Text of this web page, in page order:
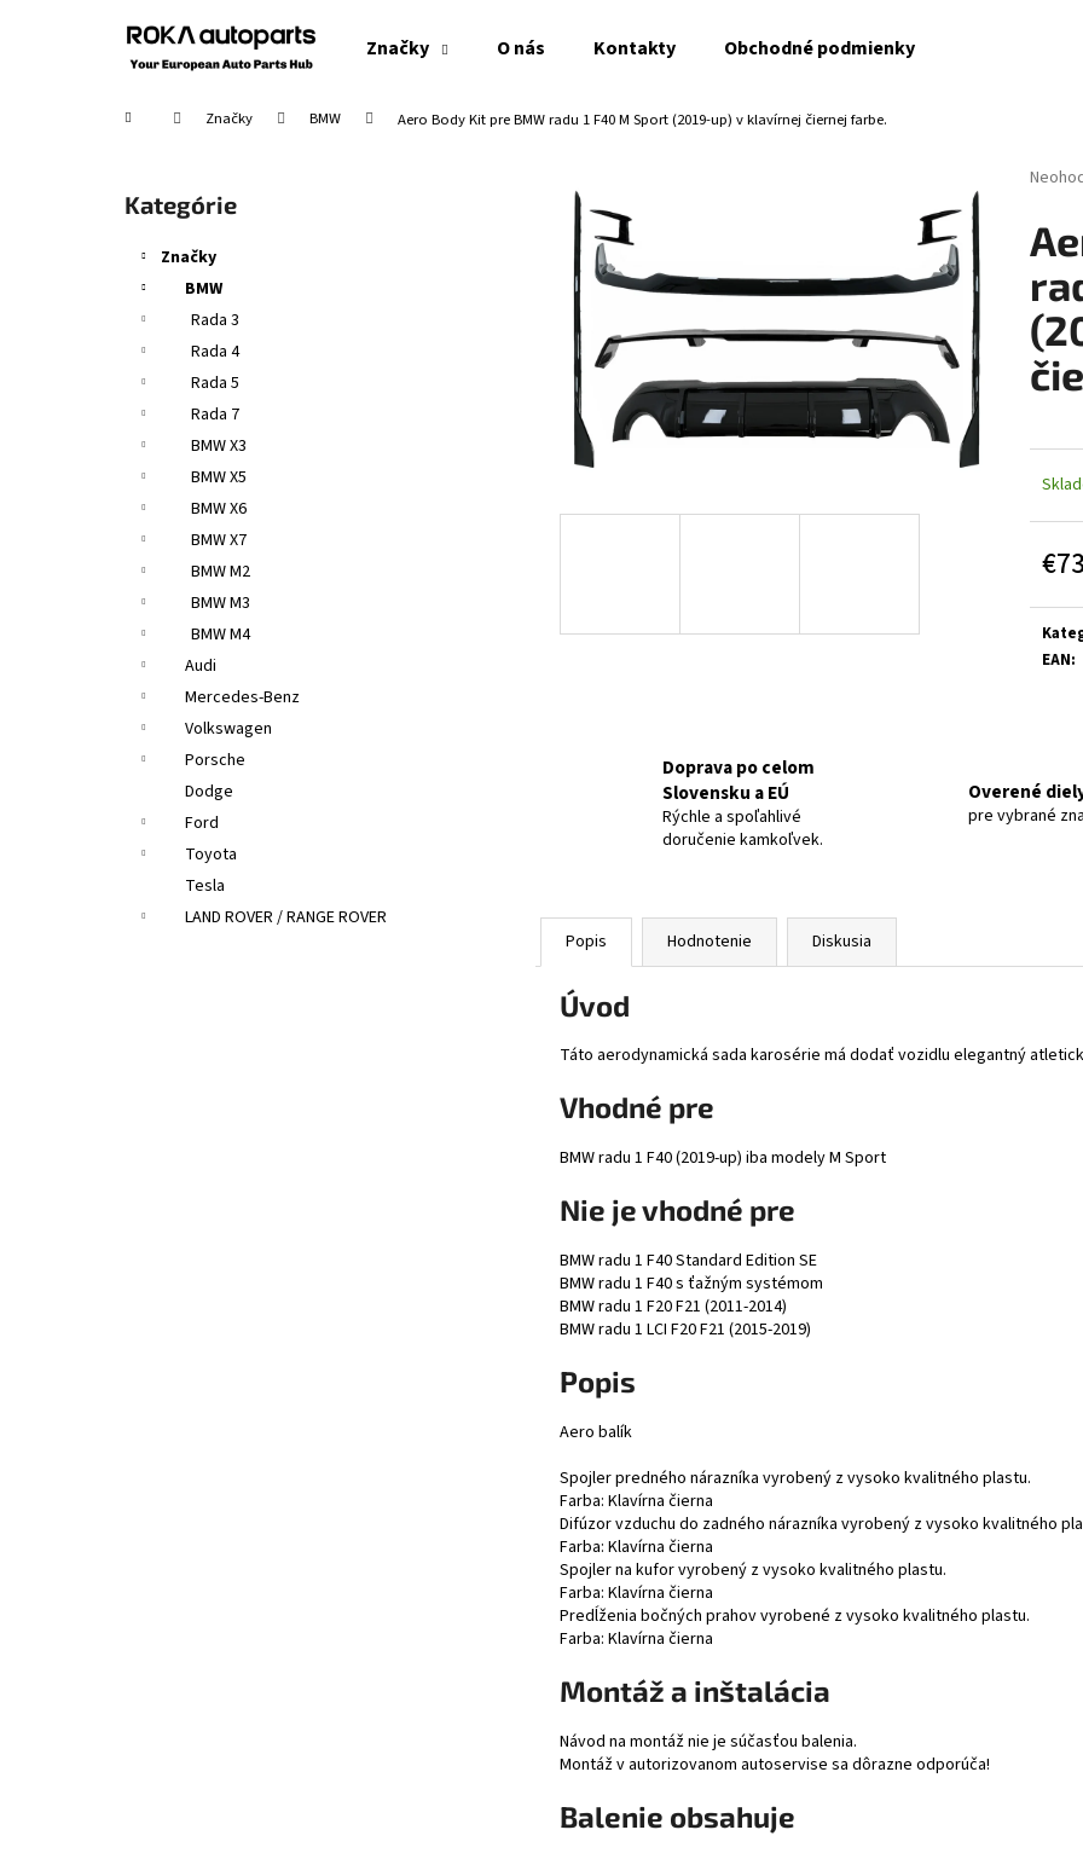
Značky O nás Kontakty Obchodné podmienky
Domov Značky BMW Aero Body Kit pre BMW radu 1 F40 M Sport (2019-up) v klavírnej čiernej farbe.
Preskočiť
kategórie
Kategórie
Značky
BMW
Rada 3
Rada 4
Rada 5
Rada 7
BMW X3
BMW X5
BMW X6
BMW X7
BMW M2
BMW M3
BMW M4
Audi
Mercedes-Benz
Volkswagen
Porsche
Dodge
Ford
Toyota
Tesla
LAND ROVER / RANGE ROVER
je
5
cena:
EAN:
Doprava po celom
Slovensku a EÚ
Rýchle a spoľahlivé
doručenie kamkoľvek.
Overené
pre vybrané
Popis Hodnotenie Diskusia
Úvod
Táto aerodynamická sada karosérie má dodať vozidlu elegantný
Vhodné pre
BMW radu 1 F40 (2019-up) iba modely M Sport
Nie je vhodné pre
BMW radu 1 F40 Standard Edition SE
BMW radu 1 F40 s ťažným systémom
BMW radu 1 F20 F21 (2011-2014)
BMW radu 1 LCI F20 F21 (2015-2019)
Popis
Aero balík
Spojler predného nárazníka vyrobený z vysoko kvalitného plastu.
Farba: Klavírna čierna
Difúzor vzduchu do zadného nárazníka vyrobený z vysoko kvalitného
Farba: Klavírna čierna
Spojler na kufor vyrobený z vysoko kvalitného plastu.
Farba: Klavírna čierna
Predĺženia bočných prahov vyrobené z vysoko kvalitného plastu.
Farba: Klavírna čierna
Montáž a inštalácia
Návod na montáž nie je súčasťou balenia.
Montáž v autorizovanom autoservise sa dôrazne odporúča!
Balenie obsahuje
Čo potrebujete nájsť?
Odporúčame